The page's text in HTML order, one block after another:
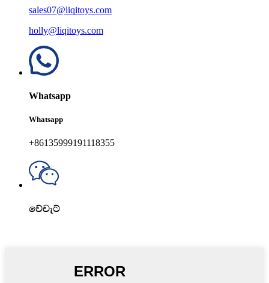
sales07@liqitoys.com
holly@liqitoys.com
Whatsapp
Whatsapp
+86135999191118355
වේචැට්